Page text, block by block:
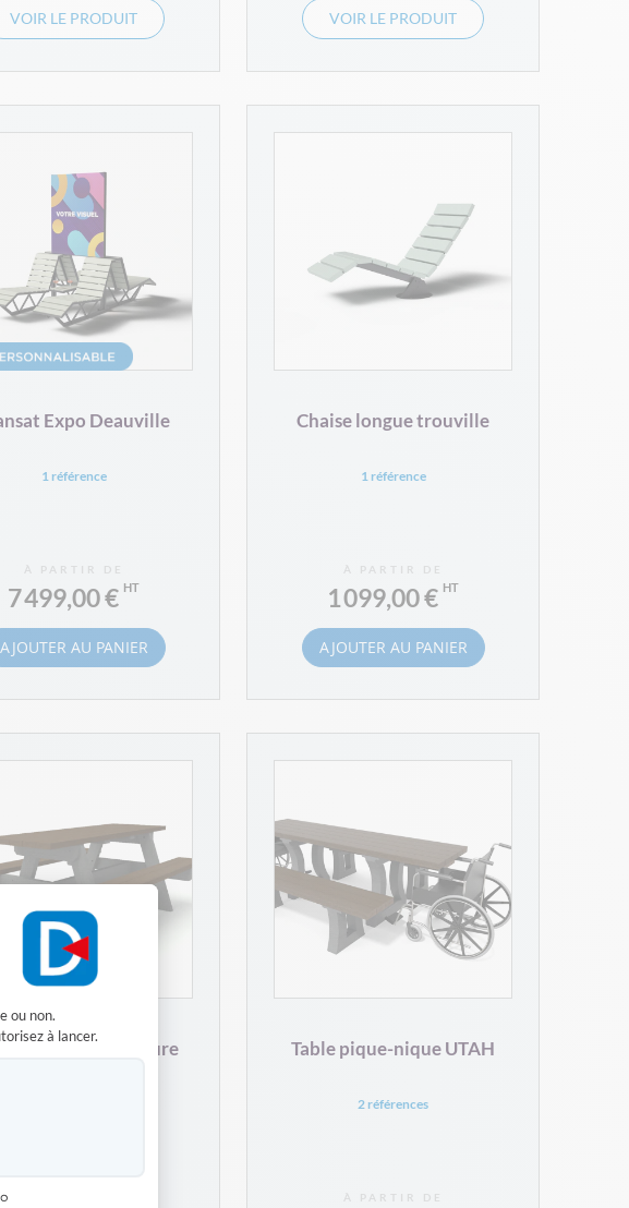
: Personnalisez vos Options
ou non.
à lancer.
VOIR LE PRODUIT VOIR LE PRODUIT
Expo Deauville
1 référence
À PARTIR DE
7 499,00 €
AJOUTER AU PANIER
Chaise longue trouville
1 référence
À PARTIR DE
1 099,00 €
AJOUTER AU PANIER
pique-nique nature Table pique-nique UTAH
2 références
À PARTIR DE